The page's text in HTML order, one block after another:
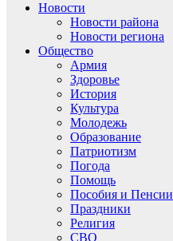
Новости
Новости района
Новости региона
Общество
Армия
Здоровье
История
Культура
Молодежь
Образование
Патриотизм
Погода
Помощь
Пособия и Пенсии
Праздники
Религия
СВО